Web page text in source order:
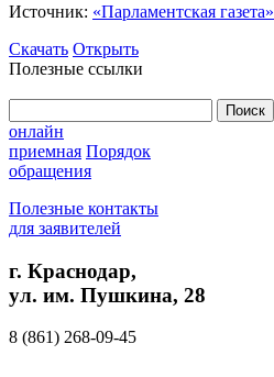
Источник: «Парламентская газета»
Скачать Открыть
Полезные ссылки
онлайн
приемная Порядок
обращения
Полезные контакты
для заявителей
г. Краснодар,
ул. им. Пушкина, 28
8 (861) 268-09-45